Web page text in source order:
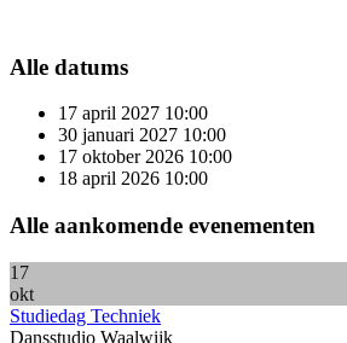
Alle datums
17 april 2027 10:00
30 januari 2027 10:00
17 oktober 2026 10:00
18 april 2026 10:00
Alle aankomende evenementen
17
okt
Studiedag Techniek
Dansstudio Waalwijk